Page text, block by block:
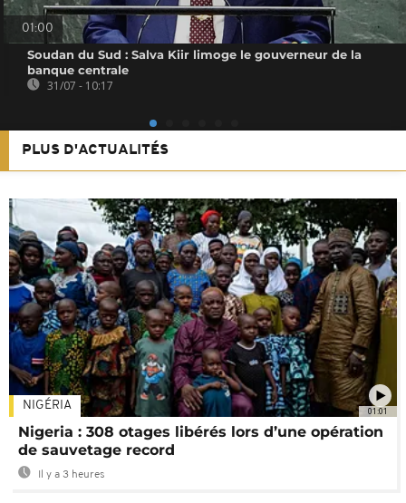
01:00
Soudan du Sud : Salva Kiir limoge le gouverneur de la
banque centrale
31/07 - 10:17
PLUS D'ACTUALITÉS
01:01
NIGÉRIA
Nigeria : 308 otages libérés lors d’une opération
de sauvetage record
Il y a 3 heures